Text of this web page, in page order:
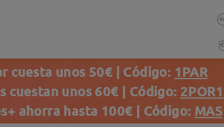
cuesta unos 50€ | Código: 1PAR
cuestan unos 60€ | Código: 2POR1
ahorra hasta 100€ | Código: MAS